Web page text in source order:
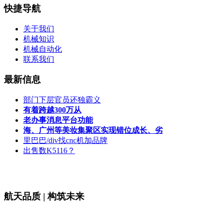
快捷导航
关于我们
机械知识
机械自动化
联系我们
最新信息
部门下层官员还独霸义
有着跨越300万从
老办事消息平台功能
海、广州等美妆集聚区实现错位成长、劣
里巴巴/div找cnc机加品牌
出售数K5116？
航天品质 | 构筑未来